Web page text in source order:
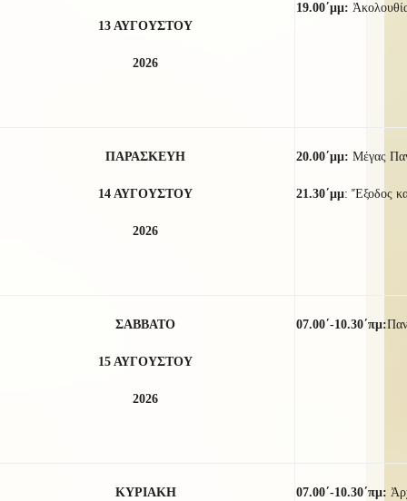
13 ΑΥΓΟΥΣΤΟΥ
2026
19.00΄μμ:
ΠΑΡΑΣΚΕΥΗ
14 ΑΥΓΟΥΣΤΟΥ
2026
20.00΄μμ: Μέγας
21.30΄μμ: Ἔξοδος
ΣΑΒΒΑΤΟ
15 ΑΥΓΟΥΣΤΟΥ
2026
07.00΄-10.30΄πμ:
ΚΥΡΙΑΚΗ 07.00΄-10.30΄πμ: